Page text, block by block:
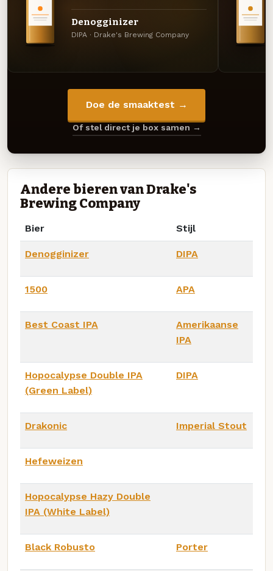
Denogginizer
DIPA · Drake's Brewing Company
Doe de smaaktest →
Of stel direct je box samen →
Andere bieren van Drake's
Brewing Company
Bier Stijl
Denogginizer DIPA
1500 APA
Best Coast IPA
Amerikaanse
IPA
Hopocalypse Double IPA
(Green Label)
DIPA
Drakonic Imperial Stout
Hefeweizen
Hopocalypse Hazy Double
IPA (White Label)
Black Robusto Porter